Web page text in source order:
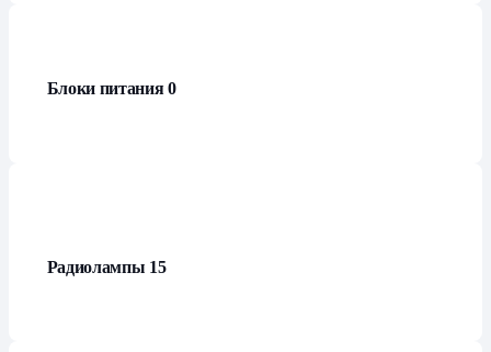
Блоки питания0
Радиолампы 15